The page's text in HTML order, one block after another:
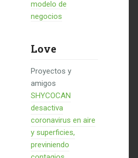
modelo de
negocios
Love
Proyectos y
amigos
SHYCOCAN
desactiva
coronavirus en aire
y superficies,
previniendo